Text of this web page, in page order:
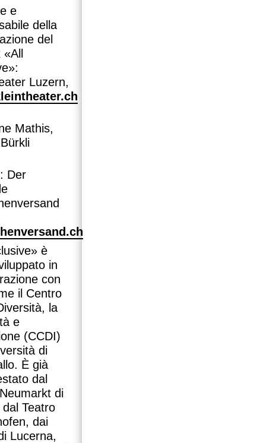
e
della
del
Luzern,
Mathis,
Der
è
in
con
il Centro
la
e
(CCDI)
di
È già
dal
di
Teatro
dai
Lucerna,